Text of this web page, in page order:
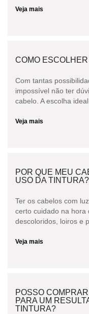
Veja mais
COMO
Com tantas
impossível não ter
cabelo. A escolha
Veja mais
POR QUE MEU
USO DA TINTURA?
Ter os cabelos com
certo cuidado na hora
descoloridos, loiros e
Veja mais
POSSO
PARA UM
TINTURA?